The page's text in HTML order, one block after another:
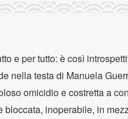
e per tutto: è così
nella testa di Manuela
omicidio e costretta a
inoperabile, in